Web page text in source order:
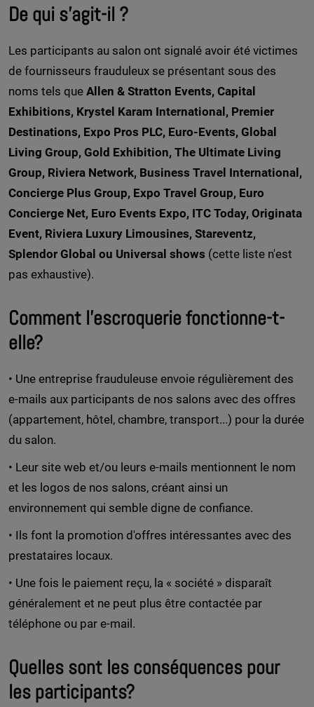
De qui s'agit-il ?
Les participants au salon ont signalé avoir été victimes
de fournisseurs frauduleux se présentant sous des
noms tels que Allen & Stratton Events, Capital
Exhibitions, Krystel Karam International, Premier
Destinations, Expo Pros PLC, Euro-Events, Global
Living Group, Gold Exhibition, The Ultimate Living
Group, Riviera Network, Business Travel International,
Concierge Plus Group, Expo Travel Group, Euro
Concierge Net, Euro Events Expo, ITC Today, Originata
Event, Riviera Luxury Limousines, Stareventz,
Splendor Global ou Universal shows (cette liste n'est
pas exhaustive).
Comment l'escroquerie fonctionne-t-
elle?
• Une entreprise frauduleuse envoie régulièrement des
e-mails aux participants de nos salons avec des offres
(appartement, hôtel, chambre, transport...) pour la durée
du salon.
• Leur site web et/ou leurs e-mails mentionnent le nom
et les logos de nos salons, créant ainsi un
environnement qui semble digne de confiance.
• Ils font la promotion d'offres intéressantes avec des
prestataires locaux.
• Une fois le paiement reçu, la « société » disparaît
généralement et ne peut plus être contactée par
téléphone ou par e-mail.
Quelles sont les conséquences pour
les participants?